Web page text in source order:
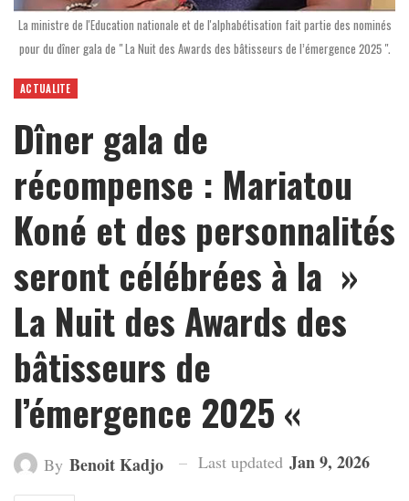
La ministre de l'Education nationale et de l'alphabétisation fait partie des nominés
pour du dîner gala de " La Nuit des Awards des bâtisseurs de l’émergence 2025 ".
ACTUALITE
Dîner gala de
récompense : Mariatou
Koné et des personnalités
seront célébrées à la »
La Nuit des Awards des
bâtisseurs de
l’émergence 2025 «
By Benoit Kadjo Last updated Jan 9, 2026